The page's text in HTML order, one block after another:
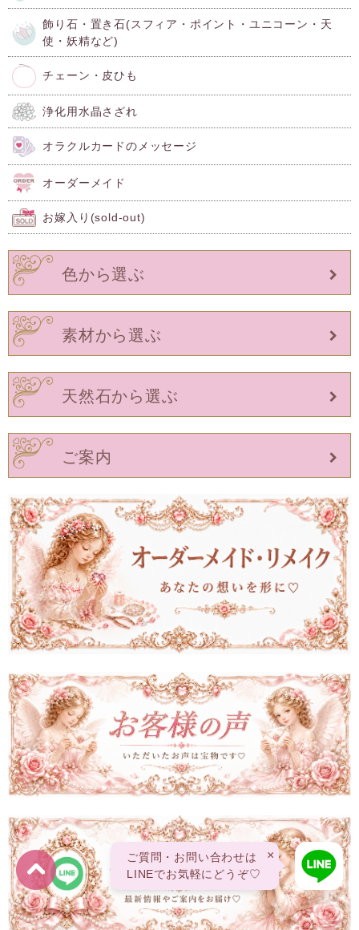
飾り石・置き石(スフィア・ポイント・ユニコーン・天
使・妖精など)
チェーン・皮ひも
浄化用水晶さざれ
オラクルカードのメッセージ
オーダーメイド
お嫁入り(sold-out)
色から選ぶ
素材から選ぶ
天然石から選ぶ
ご案内
ご質問・お問い合わせは
LINEでお気軽にどうぞ♡
×